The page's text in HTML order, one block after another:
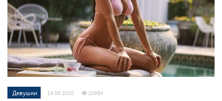
Девушки 14.09.2020 20984